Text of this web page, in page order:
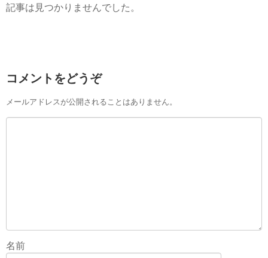
記事は見つかりませんでした。
コメントをどうぞ
メールアドレスが公開されることはありません。
名前